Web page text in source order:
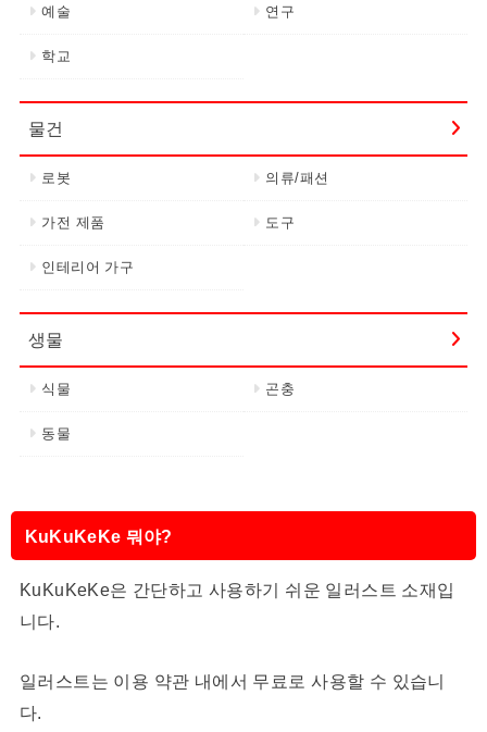
예술 연구
학교
물건
로봇 의류/패션
가전 제품 도구
인테리어 가구
생물
식물 곤충
동물
KuKuKeKe 뭐야?
KuKuKeKe은 간단하고 사용하기 쉬운 일러스트 소재입
니다.
일러스트는 이용 약관 내에서 무료로 사용할 수 있습니
다.